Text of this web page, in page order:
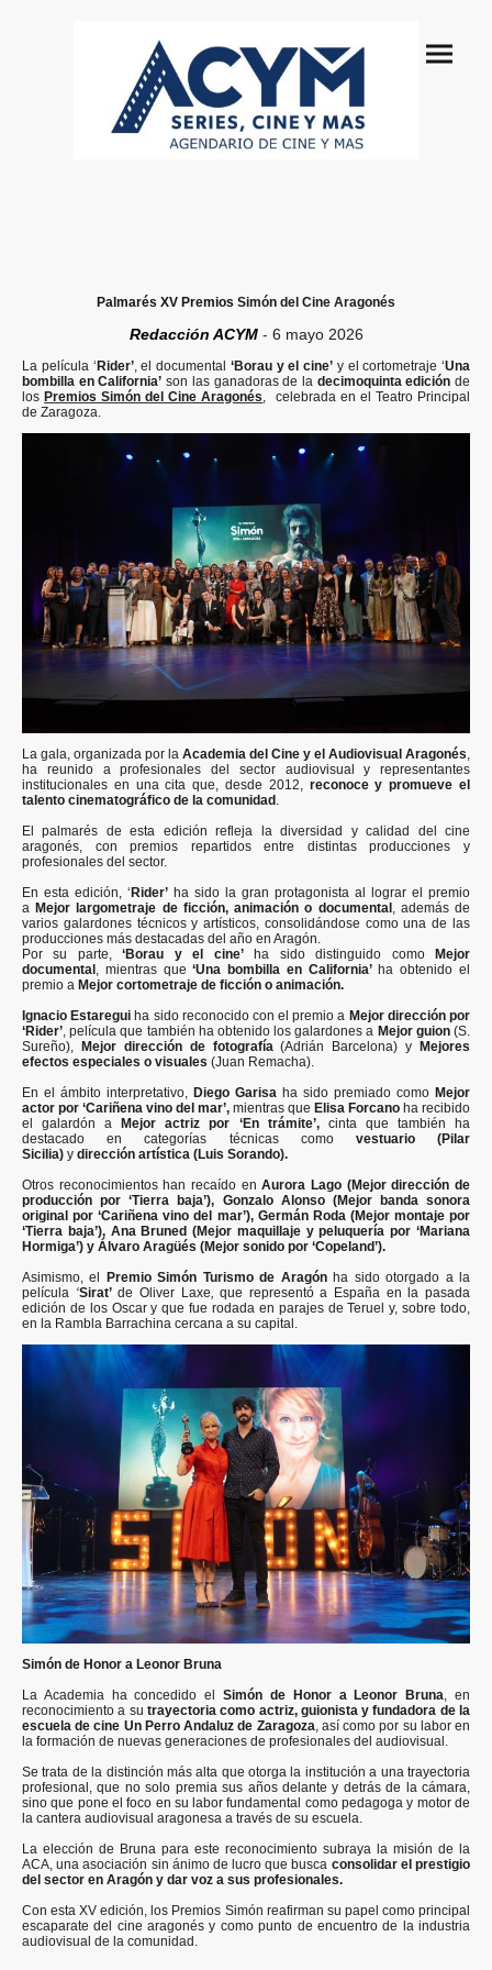
Palmarés XV Premios Simón del Cine Aragonés
Redacción ACYM - 6 mayo 2026
La película ‘ Rider’, el documental ‘Borau y el cine’ y el cortometraje ‘Una
bombilla en California’ son las ganadoras de la decimoquinta edición de
los Premios Simón del Cine Aragonés, celebrada en el Teatro Principal
de Zaragoza.
La gala, organizada por la Academia del Cine y el Audiovisual Aragonés
ha reunido a profesionales del sector audiovisual y representantes
institucionales en una cita que, desde 2012, reconoce y promueve el
talento cinematográfico de la comunidad
El palmarés de esta edición refleja la diversidad y calidad del cine
aragonés, con premios repartidos entre distintas producciones y
profesionales del sector.
En esta edición, ‘Rider’ ha sido la gran protagonista al lograr el premio
aMejor largometraje de ficción, animación o documental, además de
varios galardones técnicos y artísticos, consolidándose como una de las
producciones más destacadas del año en Aragón.
Por su parte,‘Borau y el cine’ha sido distinguido comoMejor
documental , mientras que‘Una bombilla en California’ha obtenido el
premio a Mejor cortometraje de ficción o animación.
Ignacio Estaregui ha sido reconocido con el premio a Mejor dirección por
‘Rider’ , película que también ha obtenido los galardones a Mejor guion(S.
Sureño), Mejor dirección de fotografía (Adrián Barcelona) y Mejores
efectos especiales o visuales (Juan Remacha).
En el ámbito interpretativo, Diego Garisa ha sido premiado como Mejor
actor por ‘Cariñena vino del mar’, mientras que Elisa Forcano ha recibido
el galardón aMejor actriz por ‘En trámite’,cinta que también ha
destacado en categorías técnicas comovestuario (Pilar
Sicilia) y dirección artística (Luis Sorando).
Otros reconocimientos han recaído enAurora Lago (Mejor dirección de
producción por ‘Tierra baja’), Gonzalo Alonso (Mejor banda sonora
original por ‘Cariñena vino del mar’), Germán Roda (Mejor montaje por
‘Tierra baja’), Ana Bruned (Mejor maquillaje y peluquería por ‘Mariana
Hormiga’) y Álvaro Aragüés (Mejor sonido por ‘Copeland’).
Asimismo, el Premio Simón Turismo de Aragónha sido otorgado a la
película ‘Sirat’de Oliver Laxe ,que representó a España en la pasada
edición de los Oscar y que fue rodada en parajes de Teruel y, sobre todo,
en la Rambla Barrachina cercana a su capital.
Simón de Honor a Leonor Bruna
La Academia ha concedido elSimón de Honor a Leonor Bruna, en
reconocimiento a su trayectoria como actriz, guionista y fundadora de la
escuela de cine Un Perro Andaluz de Zaragoza, así como por su labor en
la formación de nuevas generaciones de profesionales del audiovisual.
Se trata de la distinción más alta que otorga la institución a una trayectoria
profesional, que no solo premia sus años delante y detrás de la cámara,
sino que pone el foco en su labor fundamental como pedagoga y motor de
la cantera audiovisual aragonesa a través de su escuela.
La elección de Bruna para este reconocimiento subraya la misión de la
ACA, una asociación sin ánimo de lucro que busca consolidar el prestigio
del sector en Aragón y dar voz a sus profesionales.
Con esta XV edición, los Premios Simón reafirman su papel como principal
escaparate del cine aragonés y como punto de encuentro de la industria
audiovisual de la comunidad.